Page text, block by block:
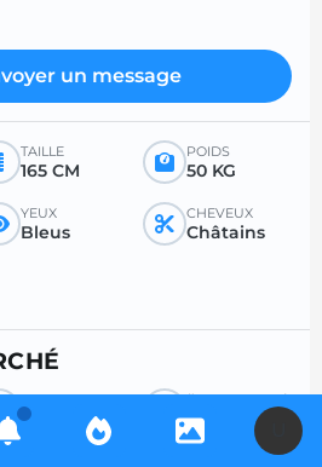
un message
TAILLE
165 CM
POIDS
50 KG
YEUX
Bleus
CHEVEUX
Châtains
POUR
Tout
ÂGE SOUHAITÉ
-